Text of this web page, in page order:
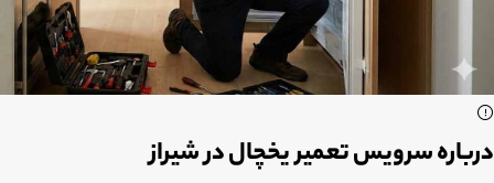
درباره سرویس تعمیر یخچال در شیراز